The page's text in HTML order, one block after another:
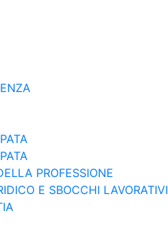
PROFESSIONE
E SBOCCHI LAVORATIVI